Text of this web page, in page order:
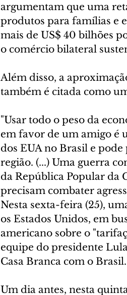
argumentam que uma
produtos para famílias e
mais de US$ 40 bilhões
o comércio bilateral
Além disso, a
também é citada como
"Usar todo o peso da
em favor de um amigo é
dos EUA no Brasil e
região. (...) Uma guerra
da República Popular da
precisam combater
Nesta sexta-feira (25),
os Estados Unidos, em
americano sobre o
equipe do presidente
Casa Branca com o Brasil.
Um dia antes, nesta